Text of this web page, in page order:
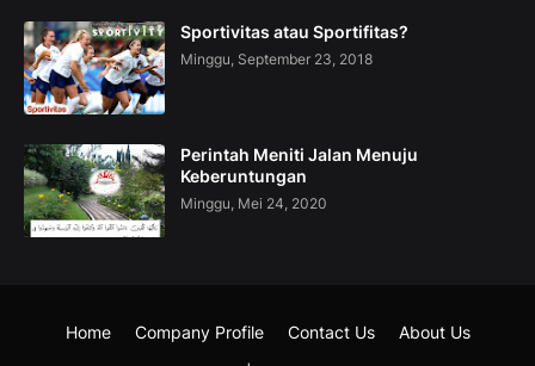
Sportivitas atau Sportifitas?
Minggu, September 23, 2018
Perintah Meniti Jalan Menuju
Keberuntungan
Minggu, Mei 24, 2020
Home Company Profile Contact Us About Us